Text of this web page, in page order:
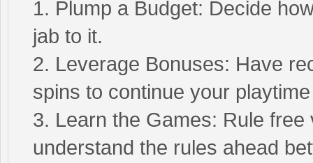
1. Plump a Budget: Decide
jab to it.
2. Leverage Bonuses: Have
spins to continue your
3. Learn the Games: Rule
understand the rules ahead